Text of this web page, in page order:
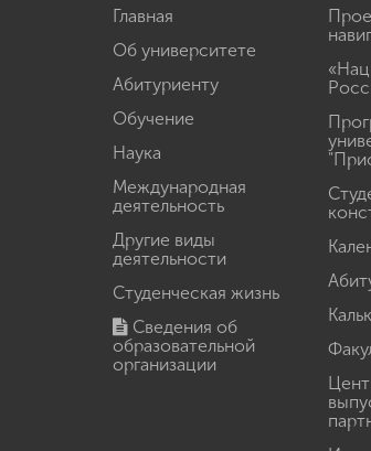
Главная
Об университете
Абитуриенту
Обучение
Наука
Международная
деятельность
Другие виды
деятельности
Студенческая жизнь
Сведения об
образовательной
организации